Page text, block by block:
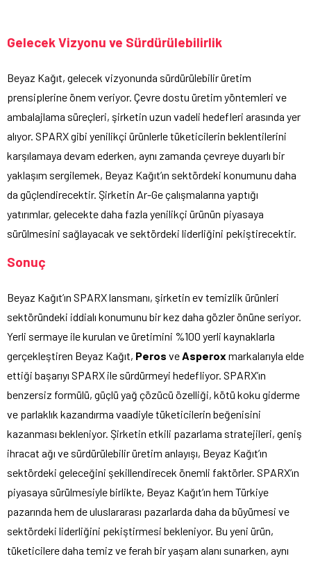
Gelecek Vizyonu ve Sürdürülebilirlik
Beyaz Kağıt, gelecek vizyonunda sürdürülebilir üretim
prensiplerine önem veriyor. Çevre dostu üretim yöntemleri ve
ambalajlama süreçleri, şirketin uzun vadeli hedefleri arasında yer
alıyor. SPARX gibi yenilikçi ürünlerle tüketicilerin beklentilerini
karşılamaya devam ederken, aynı zamanda çevreye duyarlı bir
yaklaşım sergilemek, Beyaz Kağıt’ın sektördeki konumunu daha
da güçlendirecektir. Şirketin Ar-Ge çalışmalarına yaptığı
yatırımlar, gelecekte daha fazla yenilikçi ürünün piyasaya
sürülmesini sağlayacak ve sektördeki liderliğini pekiştirecektir.
Sonuç
Beyaz Kağıt’ın SPARX lansmanı, şirketin ev temizlik ürünleri
sektöründeki iddialı konumunu bir kez daha gözler önüne seriyor.
Yerli sermaye ile kurulan ve üretimini %100 yerli kaynaklarla
gerçekleştiren Beyaz Kağıt, Peros veAsperox markalarıyla elde
ettiği başarıyı SPARX ile sürdürmeyi hedefliyor. SPARX’ın
benzersiz formülü, güçlü yağ çözücü özelliği, kötü koku giderme
ve parlaklık kazandırma vaadiyle tüketicilerin beğenisini
kazanması bekleniyor. Şirketin etkili pazarlama stratejileri, geniş
ihracat ağı ve sürdürülebilir üretim anlayışı, Beyaz Kağıt’ın
sektördeki geleceğini şekillendirecek önemli faktörler. SPARX’ın
piyasaya sürülmesiyle birlikte, Beyaz Kağıt’ın hem Türkiye
pazarında hem de uluslararası pazarlarda daha da büyümesi ve
sektördeki liderliğini pekiştirmesi bekleniyor. Bu yeni ürün,
tüketicilere daha temiz ve ferah bir yaşam alanı sunarken, aynı